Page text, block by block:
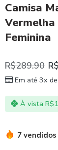
Camisa
Vermelha
Feminina
R$289.90 R$
Em até 3x de
À vista R$
7